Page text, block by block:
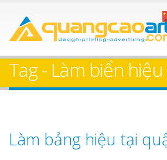
Tag - Làm biển
Làm bảng hiệu tại